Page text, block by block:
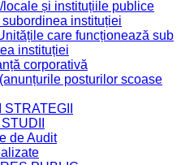
locale și instituțiile publice
instituției
care funcționează sub
instituției
corporativă
posturilor scoase
de Audit